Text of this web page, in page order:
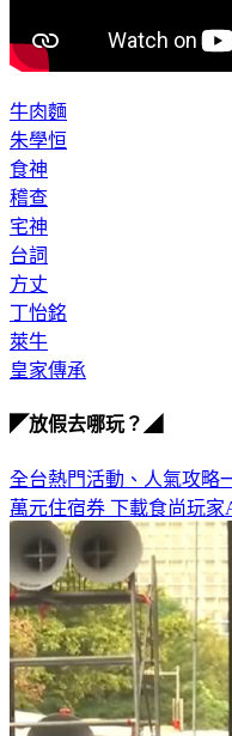
牛肉麵
朱學恒
食神
稽查
宅神
台詞
方丈
丁怡銘
萊牛
皇家傳承
◤放假去哪玩？◢
全台熱門活動、人氣攻略
萬元住宿券 下載食尚玩家